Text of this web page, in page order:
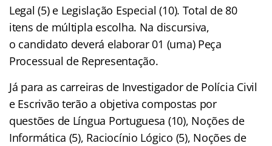
Legal (5) e Legislação Especial (10). Total de 80
itens de múltipla escolha. Na discursiva,
o candidato deverá elaborar 01 (uma) Peça
Processual de Representação.
Já para as carreiras de Investigador de Polícia Civil
e Escrivão terão a objetiva compostas por
questões de Língua Portuguesa (10), Noções de
Informática (5), Raciocínio Lógico (5), Noções de